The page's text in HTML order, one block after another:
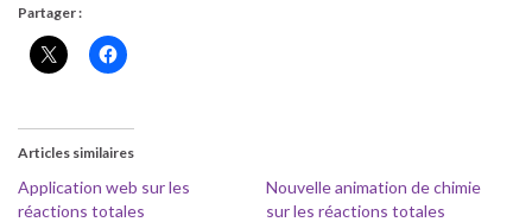
Partager :
Articles similaires
Application web sur les
réactions totales
Nouvelle animation de chimie
sur les réactions totales